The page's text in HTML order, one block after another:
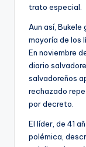
trato especial.
Aun así,
mayoría de los
En noviembre
diario
salvadoreños
rechazado
por decreto.
El líder, de 41
polémica,